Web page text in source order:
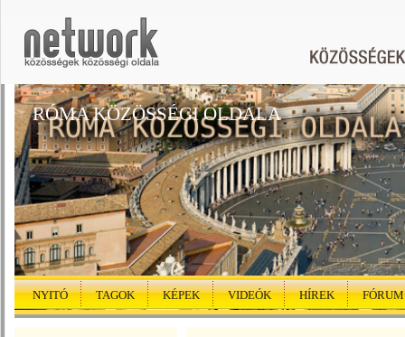
RÓMA KÖZÖSSÉGI OLDALA
NYITÓ TAGOK KÉPEK VIDEÓK HÍREK FÓRUM